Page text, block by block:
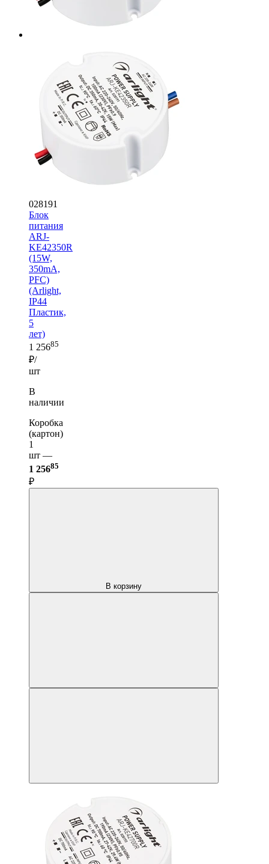
028191
Блок
питания
ARJ-
KE42350R
(15W,
350mA,
PFC)
(Arlight,
IP44
Пластик,
5
лет)
1 25685
₽/
шт
В
наличии
Коробка
(картон)
1
шт —
1 25685
₽
В корзину